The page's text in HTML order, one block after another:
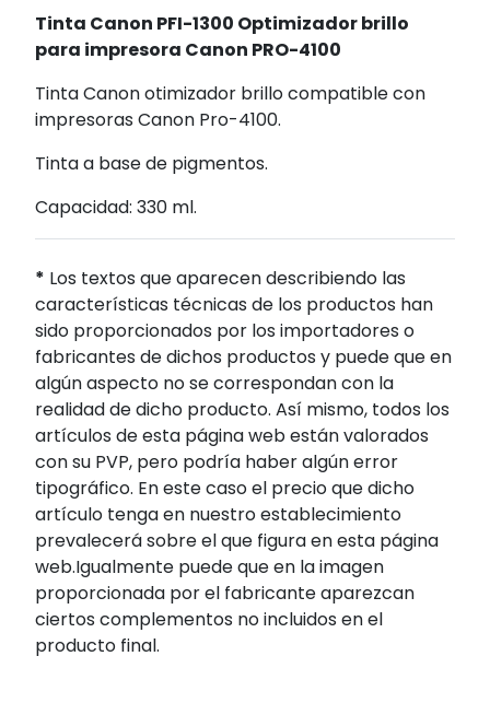
Tinta Canon PFI-1300 Optimizador brillo
para impresora Canon PRO-4100
Tinta Canon otimizador brillo compatible con
impresoras Canon Pro-4100.
Tinta a base de pigmentos.
Capacidad: 330 ml.
* Los textos que aparecen describiendo las
características técnicas de los productos han
sido proporcionados por los importadores o
fabricantes de dichos productos y puede que en
algún aspecto no se correspondan con la
realidad de dicho producto. Así mismo, todos los
artículos de esta página web están valorados
con su PVP, pero podría haber algún error
tipográfico. En este caso el precio que dicho
artículo tenga en nuestro establecimiento
prevalecerá sobre el que figura en esta página
web.Igualmente puede que en la imagen
proporcionada por el fabricante aparezcan
ciertos complementos no incluidos en el
producto final.